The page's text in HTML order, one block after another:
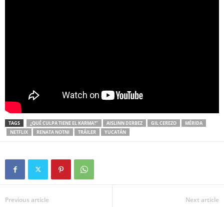
TAGS ¿QUÉ CULPA TIENE EL KARMA?" AISLINN DERBEZ GIL CEREZO
MÉRIDA
NETFLIX
RENATA NOTNI TRÁILER YUCATÁN
Previous article Next article